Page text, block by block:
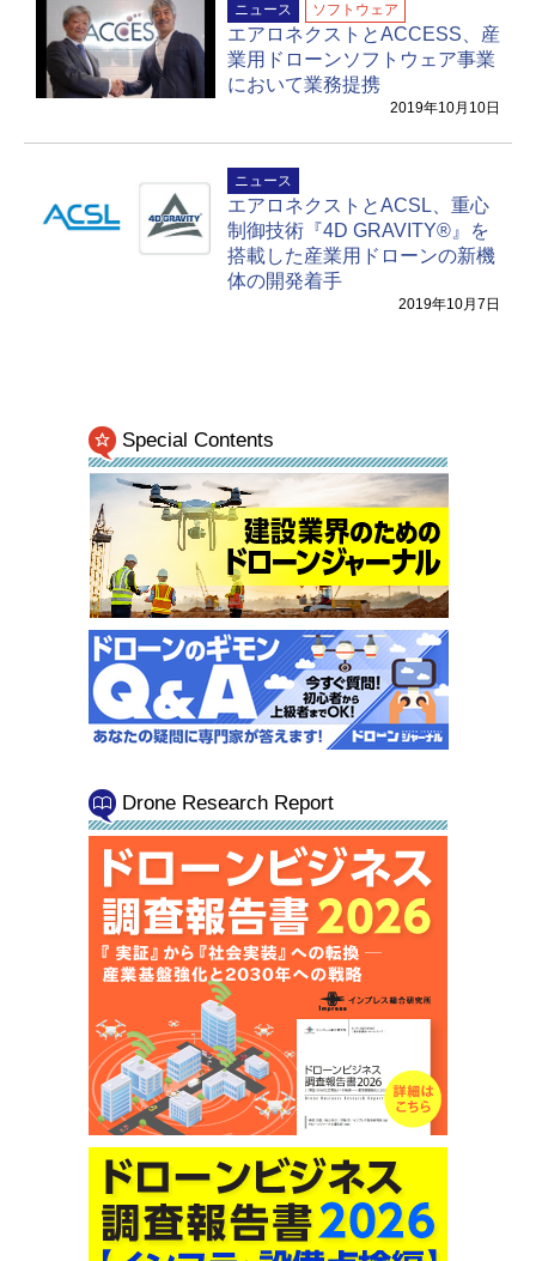
ニュース ソフトウェア
エアロネクストとACCESS、産
業用ドローンソフトウェア事業
において業務提携
2019年10月10日
ニュース
エアロネクストとACSL、重心
制御技術『4D GRAVITY®︎』を
搭載した産業用ドローンの新機
体の開発着手
2019年10月7日
Special Contents
Drone Research Report